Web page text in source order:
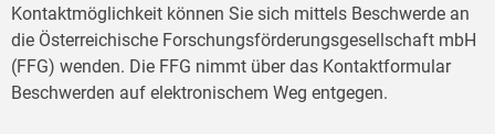
Kontaktmöglichkeit können Sie sich mittels Beschwerde an
die Österreichische Forschungsförderungsgesellschaft mbH
(FFG) wenden. Die FFG nimmt über das Kontaktformular
Beschwerden auf elektronischem Weg entgegen.